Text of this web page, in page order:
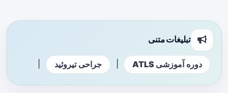
تبلیغات متنی
دوره آموزشی ATLS جراحی تیروئید